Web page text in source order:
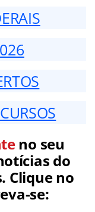
no seu
do
Clique no
se: